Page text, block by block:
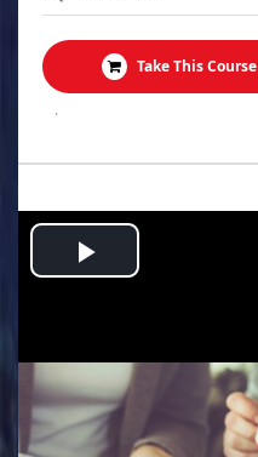
Take This Course
.
Play